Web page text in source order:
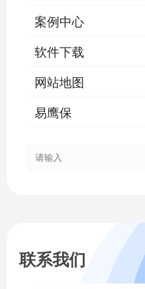
案例中心
软件下载
网站地图
易鹰保
联系我们